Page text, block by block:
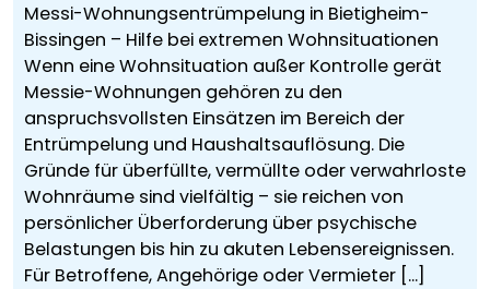
Messi-Wohnungsentrümpelung in Bietigheim-
Bissingen – Hilfe bei extremen Wohnsituationen
Wenn eine Wohnsituation außer Kontrolle gerät
Messie-Wohnungen gehören zu den
anspruchsvollsten Einsätzen im Bereich der
Entrümpelung und Haushaltsauflösung. Die
Gründe für überfüllte, vermüllte oder verwahrloste
Wohnräume sind vielfältig – sie reichen von
persönlicher Überforderung über psychische
Belastungen bis hin zu akuten Lebensereignissen.
Für Betroffene, Angehörige oder Vermieter [...]